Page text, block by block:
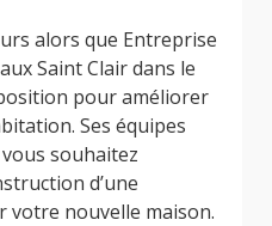
alors que Entreprise
Saint Clair dans le
pour améliorer
Ses équipes
souhaitez
d’une
votre nouvelle maison.